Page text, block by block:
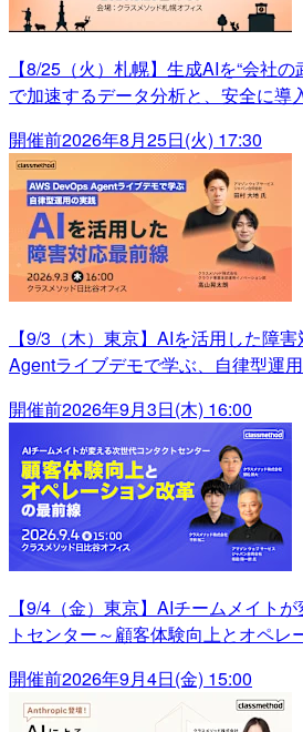
【8/25（火）札幌】生成AIを“会社
で加速するデータ分析と、安全に導
開催前2026年8月25日(火) 17:30
【9/3（木）東京】AIを活用した障
Agentライブデモで学ぶ、自律型運
開催前2026年9月3日(木) 16:00
【9/4（金）東京】AIチームメイト
トセンター～顧客体験向上とオペレ
開催前2026年9月4日(金) 15:00